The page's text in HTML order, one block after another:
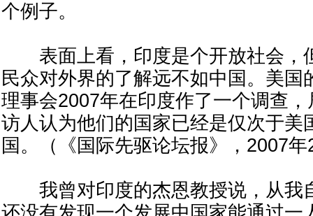
个例子。
表面上看，印度是个开放社会，
民众对外界的了解远不如中国。美国
理事会2007年在印度作了一个调查
访人认为他们的国家已经是仅次于美
国。（《国际先驱论坛报》，2007
我曾对印度的杰恩教授说，从我